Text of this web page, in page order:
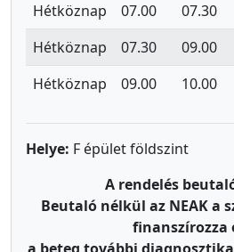
Hétköznap
07.00 07.30
Hétköznap
07.30 09.00
Hétköznap
09.00 10.00
Helye: F épület földszint
A rendelés
Beutaló nélkül az NEAK a
finanszírozza